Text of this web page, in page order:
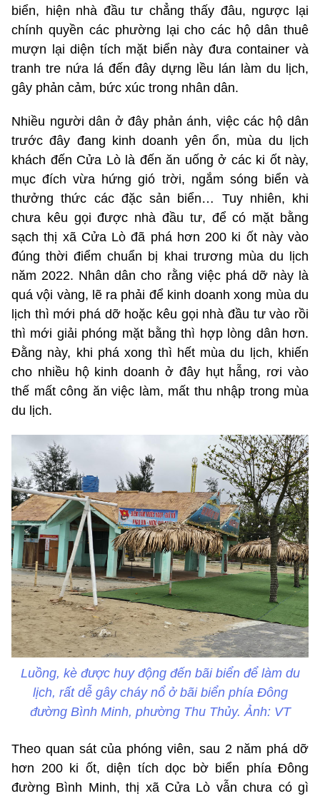
biển, hiện nhà đầu tư chẳng thấy đâu, ngược lại
chính quyền các phường lại cho các hộ dân thuê
mượn lại diện tích mặt biển này đưa container và
tranh tre nứa lá đến đây dựng lều lán làm du lịch,
gây phản cảm, bức xúc trong nhân dân.
Nhiều người dân ở đây phản ánh, việc các hộ dân
trước đây đang kinh doanh yên ổn, mùa du lịch
khách đến Cửa Lò là đến ăn uống ở các ki ốt này,
mục đích vừa hứng gió trời, ngắm sóng biển và
thưởng thức các đặc sản biển… Tuy nhiên, khi
chưa kêu gọi được nhà đầu tư, để có mặt bằng
sạch thị xã Cửa Lò đã phá hơn 200 ki ốt này vào
đúng thời điểm chuẩn bị khai trương mùa du lịch
năm 2022. Nhân dân cho rằng việc phá dỡ này là
quá vội vàng, lẽ ra phải để kinh doanh xong mùa du
lịch thì mới phá dỡ hoặc kêu gọi nhà đầu tư vào rồi
thì mới giải phóng mặt bằng thì hợp lòng dân hơn.
Đằng này, khi phá xong thì hết mùa du lịch, khiến
cho nhiều hộ kinh doanh ở đây hụt hẫng, rơi vào
thế mất công ăn việc làm, mất thu nhập trong mùa
du lịch.
Luồng, kè được huy động đến bãi biển để làm du
lịch, rất dễ gây cháy nổ ở bãi biển phía Đông
đường Bình Minh, phường Thu Thủy. Ảnh: VT
Theo quan sát của phóng viên, sau 2 năm phá dỡ
hơn 200 ki ốt, diện tích dọc bờ biển phía Đông
đường Bình Minh, thị xã Cửa Lò vẫn chưa có gì